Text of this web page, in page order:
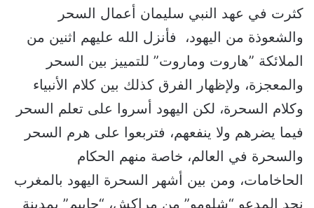
كثرت في عهد النبي سليمان أعمال السحر
والشعوذة من اليهود، فأنزل الله عليهم اثنين من
الملائكة ”هاروت وماروت” للتمييز بين السحر
والمعجزة، ولإظهار الفرق كذلك بين كلام الأنبياء
وكلام السحرة، لكن اليهود أسروا على تعلم السحر
فيما يضرهم ولا ينفعهم، فتربعوا على هرم السحر
والسحرة في العالم، خاصة منهم الحكام
الحاخامات، ومن بين أشهر السحرة اليهود بالمغرب
نجد المدعو “شلومو” من مراكش، “حاييم” بمدينة